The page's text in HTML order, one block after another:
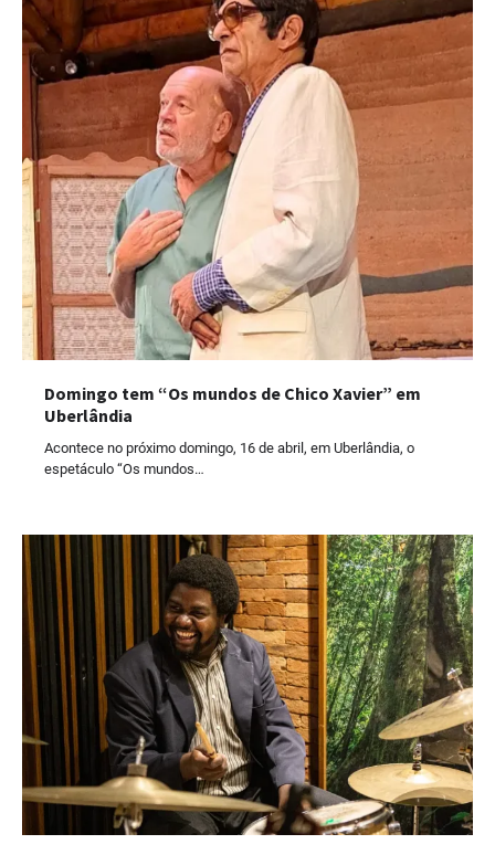
Domingo tem “Os mundos de Chico Xavier” em
Uberlândia
Acontece no próximo domingo, 16 de abril, em Uberlândia, o
espetáculo “Os mundos…